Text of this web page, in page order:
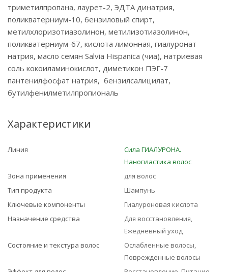
триметилпропана, лаурет-2, ЭДТА динатрия,
поликватерниум-10, бензиловый спирт,
метилхлоризотиазолинон, метилизотиазолинон,
поликватерниум-67, кислота лимонная, гиалуронат
натрия, масло семян Salvia Hispanica (чиа), натриевая
соль кокоиламинокислот, диметикон ПЭГ-7
пантенилфосфат натрия, бензилсалицилат,
бутилфенилметилпропиональ
Характеристики
Линия
Сила ГИАЛУРОНА.
Нанопластика волос
Зона применения
для волос
Тип продукта
Шампунь
Ключевые компоненты
Гиалуроновая кислота
Назначение средства
Для восстановления,
Ежедневный уход
Состояние и текстура волос
Ослабленные волосы,
Поврежденные волосы